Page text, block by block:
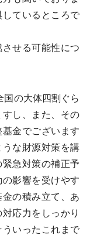
ているところで
せる可能性につ
の大体四割ぐら
し、また、その
金でございます
な財源対策を講
急対策の補正予
影響を受けやす
の積み立て、あ
応力をしっかり
いったこれまで